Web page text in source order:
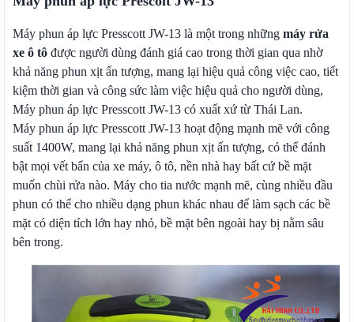
Máy phun áp lực Presscott JW-13 là một trong những máy rửa
xe ô tô được người dùng đánh giá cao trong thời gian qua nhờ
khả năng phun xịt ấn tượng, mang lại hiệu quả công việc cao, tiết
kiệm thời gian và công sức làm việc hiệu quả cho người dùng,
Máy phun áp lực Presscott JW-13 có xuất xứ từ Thái Lan.
Máy phun áp lực Presscott JW-13 hoạt động mạnh mẽ với công
suất 1400W, mang lại khả năng phun xịt ấn tượng, có thể đánh
bật mọi vết bẩn của xe máy, ô tô, nền nhà hay bất cứ bề mặt
muốn chùi rửa nào. Máy cho tia nước mạnh mẽ, cùng nhiều đầu
phun có thể cho nhiều dạng phun khác nhau để làm sạch các bề
mặt có diện tích lớn hay nhỏ, bề mặt bên ngoài hay bị nằm sâu
bên trong.